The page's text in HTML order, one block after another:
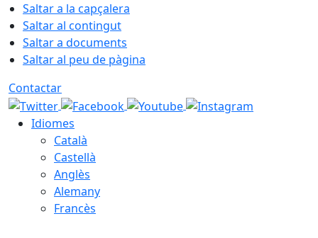
Saltar a la capçalera
Saltar al contingut
Saltar a documents
Saltar al peu de pàgina
Contactar
Idiomes
Català
Castellà
Anglès
Alemany
Francès